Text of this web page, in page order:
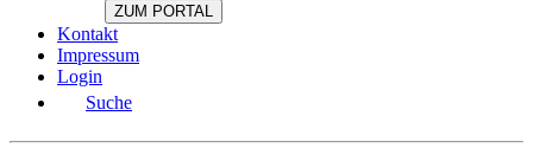
ZUM PORTAL
Kontakt
Impressum
Login
Suche